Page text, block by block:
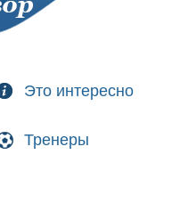
Это интересно
Тренеры